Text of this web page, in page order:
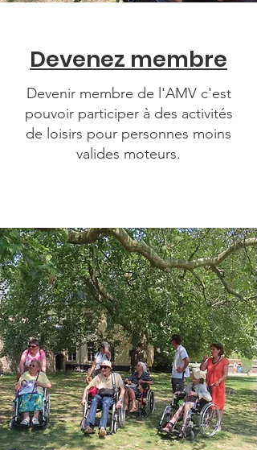
Devenez membre
Devenir membre de l'AMV c'est
pouvoir participer à des activités
de loisirs pour personnes moins
valides moteurs.